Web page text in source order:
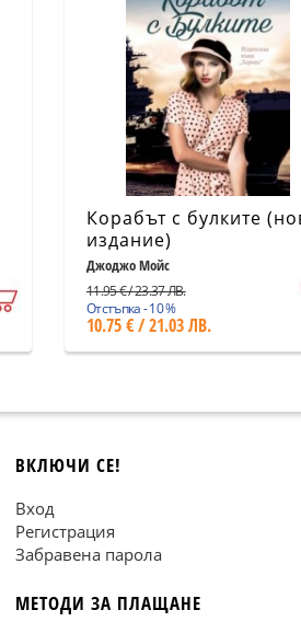
Корабът с булките
издание)
Джоджо Мойс
11.95 € / 23.37 ЛВ.
Отстъпка - 10 %
10.75 € / 21.03 ЛВ.
ВКЛЮЧИ СЕ!
Вход
Регистрация
Забравена парола
МЕТОДИ ЗА ПЛАЩАНЕ